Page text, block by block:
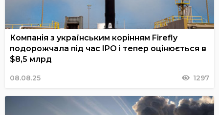
Компанія з українським корінням Firefly
подорожчала під час IPO і тепер оцінюється в
$8,5 млрд
08.08.25 1297